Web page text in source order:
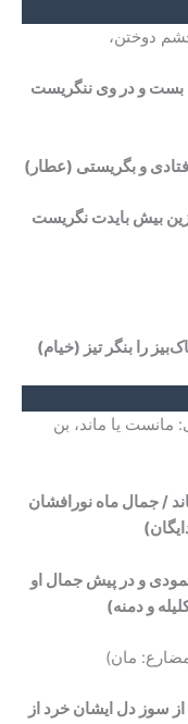
دوختن،
بست و در وی ننگریست
و بگریستی (عطار)
ازین بیش بایدت نگریست
را بنگر تیز (خیام)
مانست یا ماند، بن
/ جمال ماه نورافشان
و در پیش جمال او
و دمنه)
مان)
سوز دل ایشان خرد از